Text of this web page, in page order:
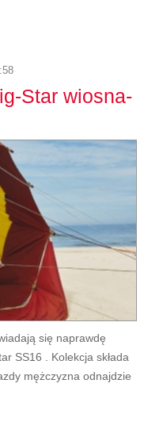
Star wiosna-
się naprawdę
SS16 . Kolekcja składa
mężczyzna odnajdzie